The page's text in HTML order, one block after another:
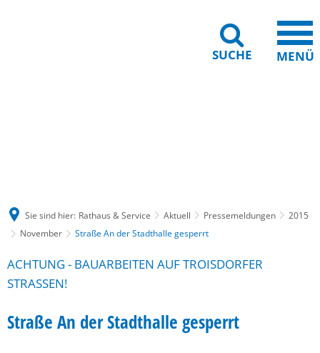
SUCHE MENÜ
Sie sind hier: Rathaus & Service Aktuell Pressemeldungen
2015
November
Straße An der Stadthalle gesperrt
ACHTUNG - BAUARBEITEN AUF TROISDORFER
STRASSEN!
Straße An der Stadthalle gesperrt